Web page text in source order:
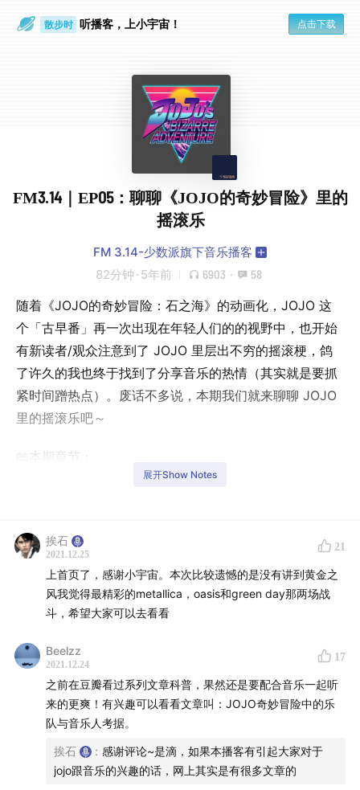
散步时 听播客，上小宇宙！ 点击下载
FM3.14｜EP05：聊聊《JOJO的奇妙冒险》里的
摇滚乐
FM 3.14-少数派旗下音乐播客
82分钟 · 5年前 6903 · 58
随着《JOJO的奇妙冒险：石之海》的动画化，JOJO 这
个「古早番」再一次出现在年轻人们的的视野中，也开始
有新读者/观众注意到了 JOJO 里层出不穷的摇滚梗，鸽
了许久的我也终于找到了分享音乐的热情（其实就是要抓
紧时间蹭热点）。废话不多说，本期我们就来聊聊 JOJO
里的摇滚乐吧～
📖本期章节：
04:30JOJO 与摇滚乐的关系
07:06关于 JOJO 和《幽游白书》的一些深刻印象
14:34Dio 名字的来源
19:41 动画电影《我在伊朗长大》
31:15JOJO 第三部的故事梗概
小狗伊奇 & Iggy Pop
38:03佩特夏 & Pet Shop Boys
39:17 中国人民的老朋友 Kenny G
39:55疯狂钻石 & Pink Floyd
44:38Wish You Were Here 的故事
展开Show Notes
挨石
2021.12.25
21
上首页了，感谢小宇宙。本次比较遗憾的是没有讲到黄金之
风我觉得最精彩的metallica，oasis和green day那两场战
斗，希望大家可以去看看
Beelzz
2021.12.24
17
之前在豆瓣看过系列文章科普，果然还是要配合音乐一起听
来的更爽！有兴趣可以看看文章叫：JOJO奇妙冒险中的乐
队与音乐人考据。
挨石 : 感谢评论~是滴，如果本播客有引起大家对于
jojo跟音乐的兴趣的话，网上其实是有很多文章的